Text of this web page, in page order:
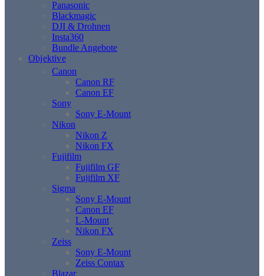
Panasonic
Blackmagic
DJI & Drohnen
Insta360
Bundle Angebote
Objektive
Canon
Canon RF
Canon EF
Sony
Sony E-Mount
Nikon
Nikon Z
Nikon FX
Fujifilm
Fujifilm GF
Fujifilm XF
Sigma
Sony E-Mount
Canon EF
L-Mount
Nikon FX
Zeiss
Sony E-Mount
Zeiss Contax
Blazar